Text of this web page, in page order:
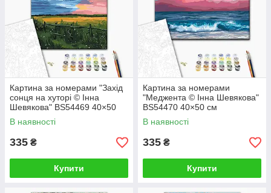
Картина за номерами "Захід
сонця на хуторі © Інна
Шевякова" BS54469 40×50
см
В наявності
335 ₴
Купити
Картина за номерами
"Меджента © Інна Шевякова"
BS54470 40×50 см
В наявності
335 ₴
Купити